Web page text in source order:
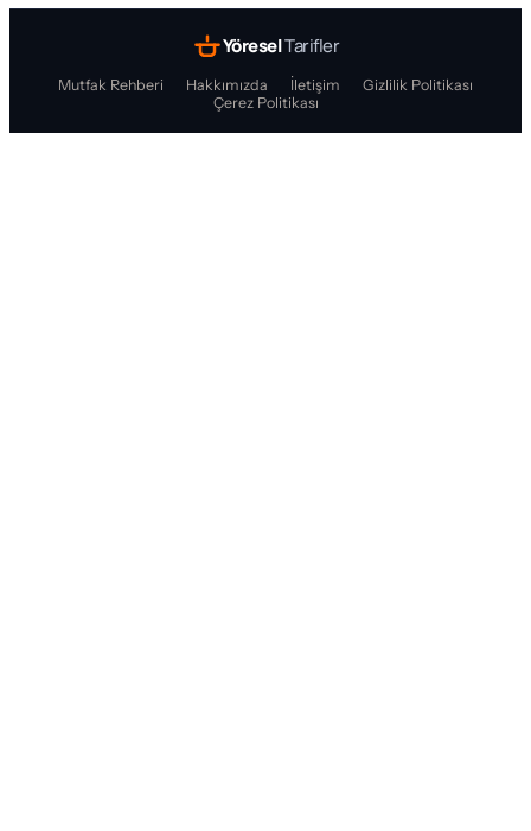
YöreselTarifler
Mutfak Rehberi Hakkımızda İletişim
Gizlilik Politikası
Çerez Politikası